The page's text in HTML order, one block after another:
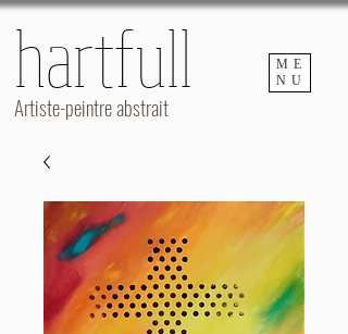
ME
NU
hartfull
hartfull
Artiste-peintre abstrait